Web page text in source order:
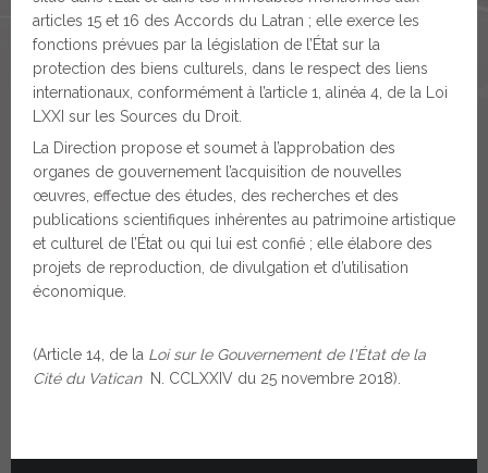
articles 15 et 16 des Accords du Latran ; elle exerce les
fonctions prévues par la législation de l’État sur la
protection des biens culturels, dans le respect des liens
internationaux, conformément à l’article 1, alinéa 4, de la Loi
LXXI sur les Sources du Droit.
La Direction propose et soumet à l’approbation des
organes de gouvernement l’acquisition de nouvelles
œuvres, effectue des études, des recherches et des
publications scientifiques inhérentes au patrimoine artistique
et culturel de l’État ou qui lui est confié ; elle élabore des
projets de reproduction, de divulgation et d’utilisation
économique.
(Article 14, de la Loi sur le Gouvernement de l'État de la
Cité du Vatican N. CCLXXIV du 25 novembre 2018).